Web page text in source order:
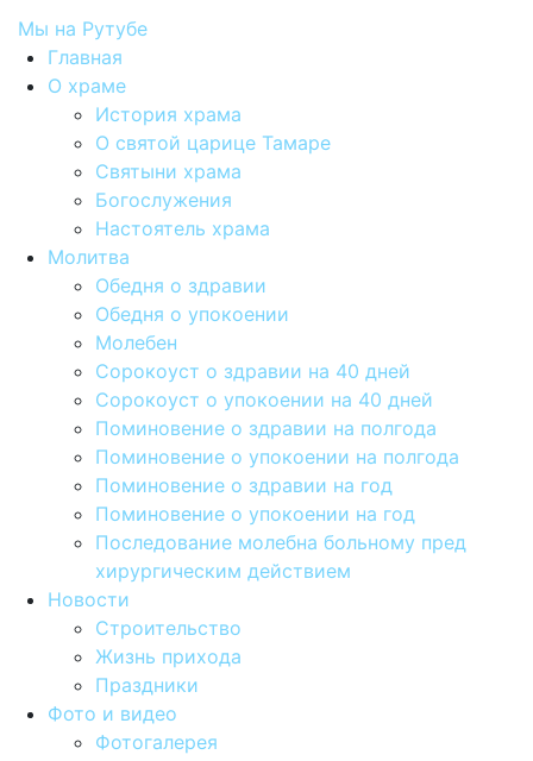
Мы на Рутубе
Главная
О храме
История храма
О святой царице Тамаре
Святыни храма
Богослужения
Настоятель храма
Молитва
Обедня о здравии
Обедня о упокоении
Молебен
Сорокоуст о здравии на 40 дней
Сорокоуст о упокоении на 40 дней
Поминовение о здравии на полгода
Поминовение о упокоении на полгода
Поминовение о здравии на год
Поминовение о упокоении на год
Последование молебна больному пред
хирургическим действием
Новости
Строительство
Жизнь прихода
Праздники
Фото и видео
Фотогалерея